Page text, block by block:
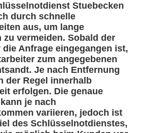
Stuebecken
durch schnelle
aus, um lange
zu vermeiden. Sobald der
Anfrage eingegangen ist,
zum angegebenen
Je nach Entfernung
der Regel innerhalb
erfolgen. Die genaue
je nach
variieren, jedoch ist
des Schlüsselnotdienstes,